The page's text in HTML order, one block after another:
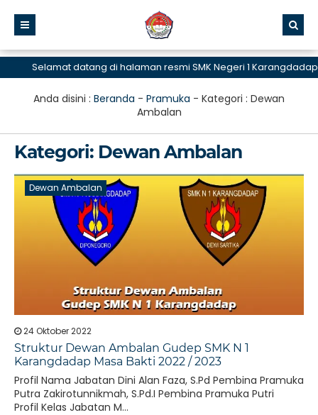
Selamat datang di halaman resmi SMK Negeri 1 Karangdadap
Anda disini : Beranda - Pramuka - Kategori : Dewan
Ambalan
Kategori: Dewan Ambalan
Dewan Ambalan
24 Oktober 2022
Struktur Dewan Ambalan Gudep SMK N 1
Karangdadap Masa Bakti 2022 / 2023
Profil Nama Jabatan Dini Alan Faza, S.Pd Pembina Pramuka
Putra Zakirotunnikmah, S.Pd.I Pembina Pramuka Putri
Profil Kelas Jabatan M...